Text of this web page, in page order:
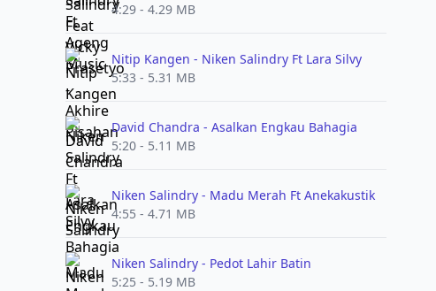
4:29 - 4.29 MB
Nitip Kangen - Niken Salindry Ft Lara Silvy
5:33 - 5.31 MB
David Chandra - Asalkan Engkau Bahagia
5:20 - 5.11 MB
Niken Salindry - Madu Merah Ft Anekakustik
4:55 - 4.71 MB
Niken Salindry - Pedot Lahir Batin
5:25 - 5.19 MB